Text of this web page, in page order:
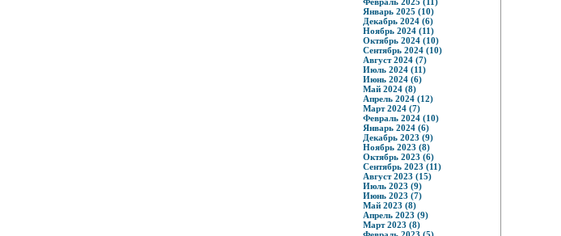
Январь 2025 (10)
Декабрь 2024 (6)
Ноябрь 2024 (11)
Октябрь 2024 (10)
Сентябрь 2024 (10)
Август 2024 (7)
Июль 2024 (11)
Июнь 2024 (6)
Май 2024 (8)
Апрель 2024 (12)
Март 2024 (7)
Февраль 2024 (10)
Январь 2024 (6)
Декабрь 2023 (9)
Ноябрь 2023 (8)
Октябрь 2023 (6)
Сентябрь 2023 (11)
Август 2023 (15)
Июль 2023 (9)
Июнь 2023 (7)
Май 2023 (8)
Апрель 2023 (9)
Март 2023 (8)